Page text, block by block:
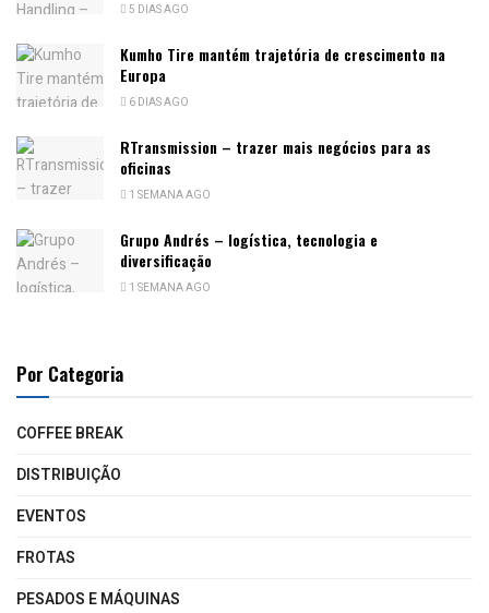
5 DIAS AGO
Kumho Tire mantém trajetória de crescimento na
Europa
6 DIAS AGO
RTransmission – trazer mais negócios para as
oficinas
1 SEMANA AGO
Grupo Andrés – logística, tecnologia e
diversificação
1 SEMANA AGO
Por Categoria
COFFEE BREAK
DISTRIBUIÇÃO
EVENTOS
FROTAS
PESADOS E MÁQUINAS